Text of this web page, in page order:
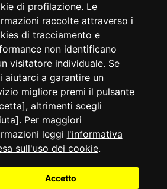
di profilazione. Le
raccolte attraverso i
di tracciamento e
non identificano
visitatore individuale. Se
aiutarci a garantire un
migliore premi il pulsante
altrimenti scegli
Per maggiori
leggi l'informativa
sull'uso dei cookie.
Accetto